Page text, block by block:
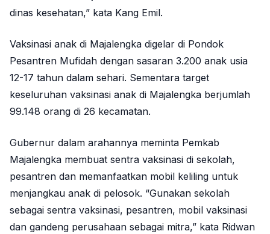
dinas kesehatan,” kata Kang Emil.
Vaksinasi anak di Majalengka digelar di Pondok
Pesantren Mufidah dengan sasaran 3.200 anak usia
12-17 tahun dalam sehari. Sementara target
keseluruhan vaksinasi anak di Majalengka berjumlah
99.148 orang di 26 kecamatan.
Gubernur dalam arahannya meminta Pemkab
Majalengka membuat sentra vaksinasi di sekolah,
pesantren dan memanfaatkan mobil keliling untuk
menjangkau anak di pelosok. “Gunakan sekolah
sebagai sentra vaksinasi, pesantren, mobil vaksinasi
dan gandeng perusahaan sebagai mitra,” kata Ridwan